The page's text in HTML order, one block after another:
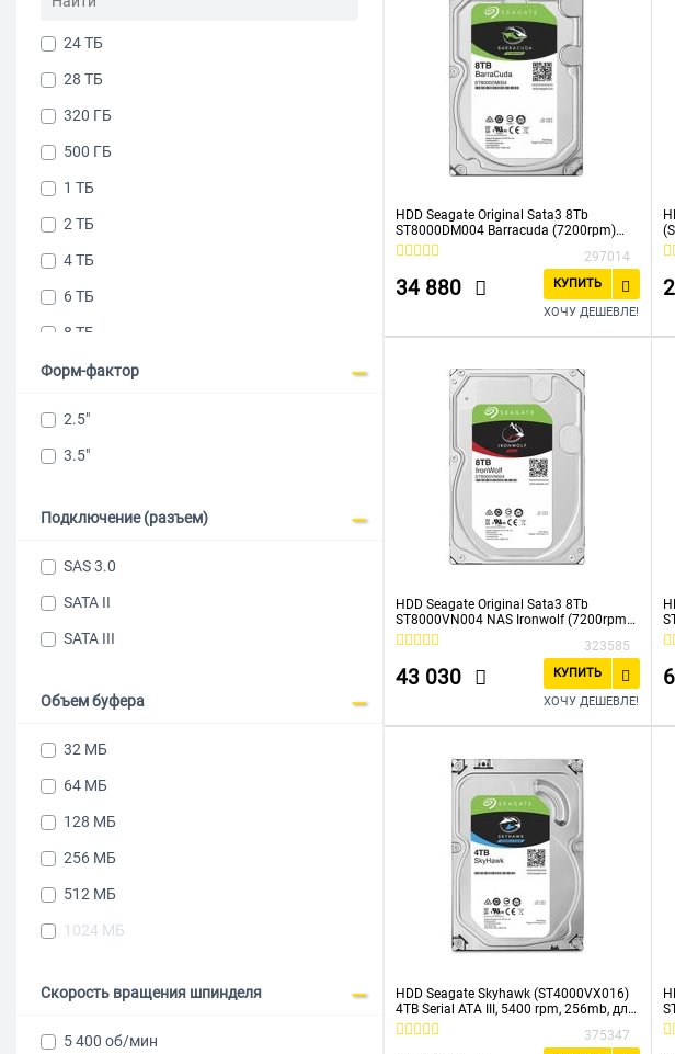
24 ТБ
28 ТБ
320 ГБ
500 ГБ
1 ТБ
2 ТБ
4 ТБ
6 ТБ
8 ТБ
10 ТБ
18 ТБ
3 ТБ
Форм-фактор
2.5"
3.5"
Подключение (разъем)
SAS 3.0
SATA II
SATA III
Объем буфера
32 МБ
64 МБ
128 МБ
256 МБ
512 МБ
1024 МБ
Скорость вращения шпинделя
5 400 об/мин
HDD Seagate Original Sata3 8Tb
ST8000DM004 Barracuda (7200rpm)
256Mb 3.5"
297014
34 880
КУПИТЬ
ХОЧУ ДЕШЕВЛЕ!
HDD Seagate Original Sata3 8Tb
ST8000VN004 NAS Ironwolf (7200rpm)
256Mb 3.5"
323585
43 030
КУПИТЬ
ХОЧУ ДЕШЕВЛЕ!
HDD Seagate Skyhawk (ST4000VX016)
4TB Serial ATA III, 5400 rpm, 256mb, для
видеонаблюдения
375347